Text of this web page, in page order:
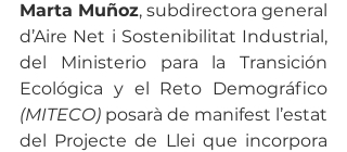
Marta Muñoz, subdirectora general
d’Aire Net i Sostenibilitat Industrial,
del Ministerio para la Transición
(MITECO) posarà de manifest l’estat
del Projecte de Llei que incorpora